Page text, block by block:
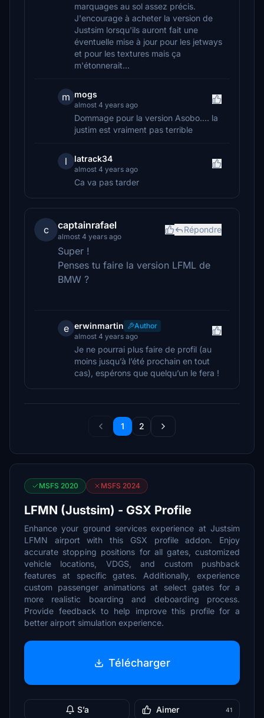
marquages au sol assez précis.
J'encourage à acheter la version de
Justsim lorsqu'ils auront fait une
éventuelle mise à jour pour les jetways
et pour les textures mais ça
m'étonnerait...
m mogs
almost 4 years ago
Dommage pour la version Asobo.... la
justim est vraiment pas terrible
l latrack34
almost 4 years ago
Ca va pas tarder
c captainrafael
almost 4 years ago
Répondre
Super !
Penses tu faire la version LFML de
BMW ?
e erwinmartin
Author
almost 4 years ago
Je ne pourrai plus faire de profil (au
moins jusqu’à l’été prochain en tout
cas), espérons que quelqu’un le fera !
1 2
MSFS 2020 MSFS 2024
LFMN (Justsim) - GSX Profile
Enhance your ground services experience at Justsim
LFMN airport with this GSX profile addon. Enjoy
accurate stopping positions for all gates, customized
vehicle locations, VDGS, and custom pushback
features at specific gates. Additionally, experience
custom passenger animations at select gates for a
more realistic boarding and deboarding process.
Provide feedback to help improve this profile for a
better airport simulation experience.
Télécharger
S’a Aimer 41